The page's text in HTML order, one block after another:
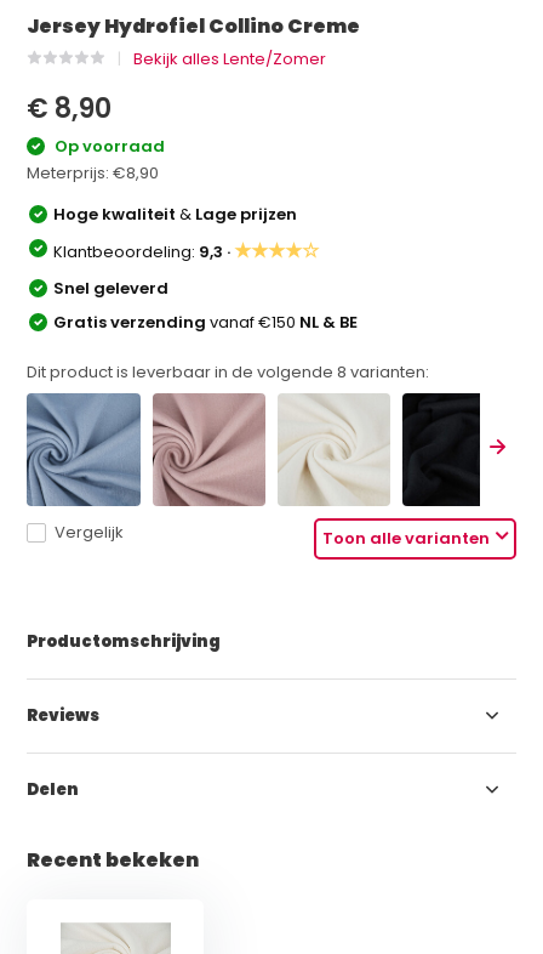
Jersey Hydrofiel Collino Creme
Bekijk alles Lente/Zomer
€ 8,90
Op voorraad
Meterprijs:€8,90
Hoge kwaliteit& Lage prijzen
Klantbeoordeling: 9,3 ·★★★★☆
Snel geleverd
Gratis verzendingvanaf €150 NL & BE
Dit product is leverbaar in de volgende8 varianten:
Toon alle varianten
Vergelijk
Productomschrijving
Reviews
Delen
Recent bekeken